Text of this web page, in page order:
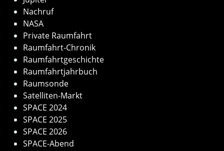
Nachruf
NASA
Private Raumfahrt
Raumfahrt-Chronik
Raumfahrtgeschichte
Raumfahrtjahrbuch
Raumsonde
Satelliten-Markt
SPACE 2024
SPACE 2025
SPACE 2026
SPACE-Abend